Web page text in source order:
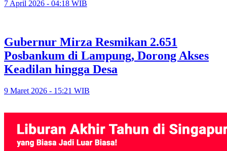
7 April 2026 - 04:18 WIB
Gubernur Mirza Resmikan 2.651
Posbankum di Lampung, Dorong Akses
Keadilan hingga Desa
9 Maret 2026 - 15:21 WIB